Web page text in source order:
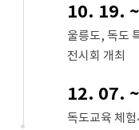
10. 19.
울릉도, 독도
전시회 개최
12. 07.
독도교육 체험